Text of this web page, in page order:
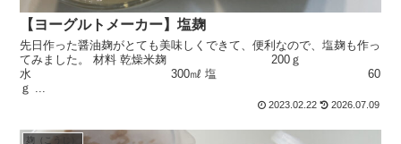
【ヨーグルトメーカー】塩麹
先日作った醤油麹がとても美味しくできて、便利なので、塩麹も作っ
てみました。 材料 乾燥米麹 200ｇ
水 300㎖ 塩 60
ｇ ...
2023.02.22 2026.07.09
麹（こうじ）